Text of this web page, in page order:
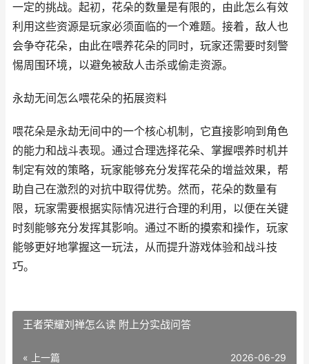
一定的挑战。起初，花朵的数量是有限的，由此怎么有效
利用这些资源是玩家必须面临的一个难题。接着，敌人也
会争夺花朵，由此在喂养花朵的同时，玩家还需要时刻警
惕周围环境，以避免被敌人击杀或偷走资源。
永劫无间怎么喂花朵的拓展资料
喂花朵是永劫无间中的一个核心机制，它直接影响到角色
的能力和战斗表现。通过合理选择花朵、掌握喂养时机并
制定有效的策略，玩家能够充分发挥花朵的增益效果，帮
助自己在激烈的对抗中取得优势。然而，花朵的数量有
限，玩家需要根据实际情况进行合理的利用，以便在关键
时刻能够充分发挥其影响。通过不断的摸索和操作，玩家
能够更好地掌握这一玩法，从而提升游戏体验和战斗技
巧。
王者荣耀刘禅怎么读 附上分实战问答
« 上一篇 2026-06-29